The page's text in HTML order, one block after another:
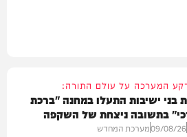
המערכה על עולם התורה:
בני ישיבות התעלו במחנה "ברכת
בתשובה ניצחת של השקפה
09/08/26מערכת המחדש